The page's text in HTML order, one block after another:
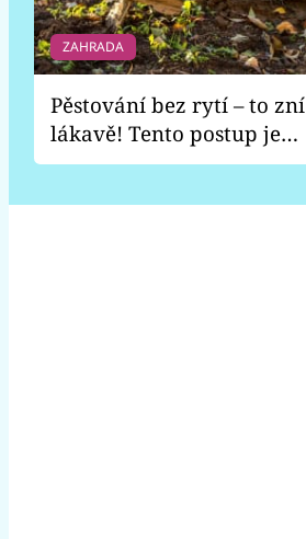
ZAHRADA
Pěstování bez rytí – to zní
lákavě! Tento postup je
vhodný jen pro některé